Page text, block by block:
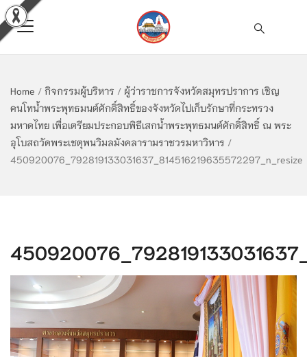
Home / กิจกรรมผู้บริหาร / ผู้ว่าราชการจังหวัดสมุทรปราการ เชิญ
คนโทน้ำพระพุทธมนต์ศักดิ์สิทธิ์ของจังหวัดไปเก็บรักษาที่กระทรวง
มหาดไทย เพื่อเตรียมประกอบพิธีเสกน้ำพระพุทธมนต์ศักดิ์สิทธิ์ ณ พระ
อุโบสถวัดพระเชตุพนวิมลมังคลารามราชวรมหาวิหาร /
450920076_792819133031637_814516219635572297_n_resize